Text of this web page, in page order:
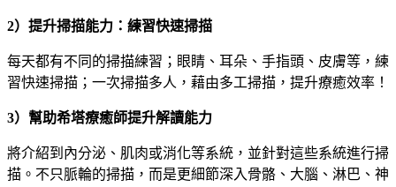
2）提升掃描能力：練習快速掃描
每天都有不同的掃描練習；眼睛、耳朵、手指頭、皮膚等，練
習快速掃描；一次掃描多人，藉由多工掃描，提升療癒效率！
3）幫助希塔療癒師提升解讀能力
將介紹到內分泌、肌肉或消化等系統，並針對這些系統進行掃
描。不只脈輪的掃描，而是更細節深入骨骼、大腦、淋巴、神